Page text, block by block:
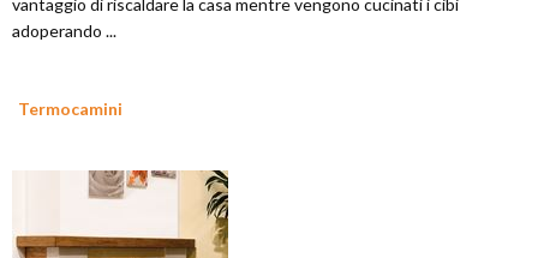
vantaggio di riscaldare la casa mentre vengono cucinati i cibi
adoperando ...
Termocamini